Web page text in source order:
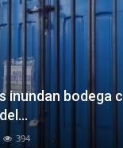
inundan bodega
394